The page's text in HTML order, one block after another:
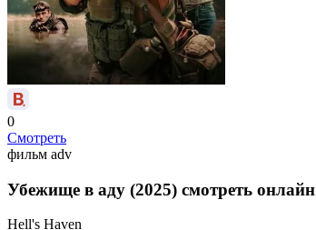
0
Смотреть
фильм adv
Убежище в аду (2025) смотреть онлайн
Hell's Haven